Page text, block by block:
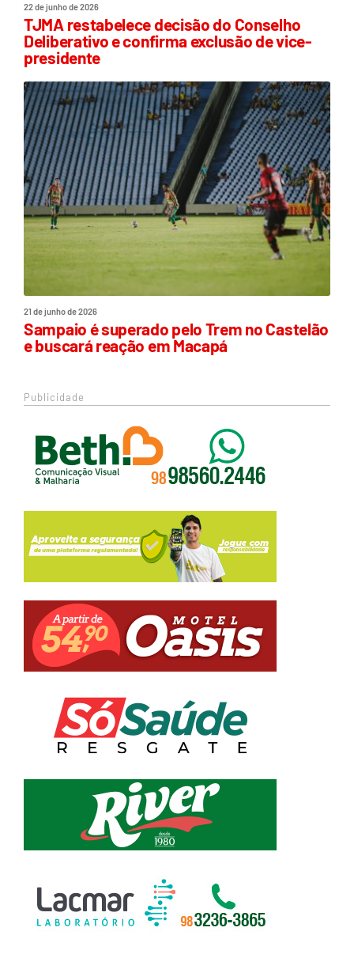
22 de junho de 2026
TJMA restabelece decisão do Conselho
Deliberativo e confirma exclusão de vice-
presidente
21 de junho de 2026
Sampaio é superado pelo Trem no Castelão
e buscará reação em Macapá
Publicidade